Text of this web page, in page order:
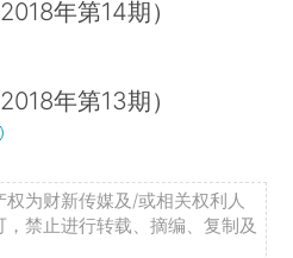
年第14期）
年第13期）
为财新传媒及/或相关权利人
禁止进行转载、摘编、复制及